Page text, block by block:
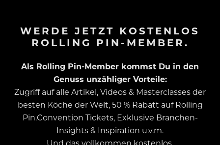
WERDE JETZT KOSTENLOS
ROLLING PIN-MEMBER.
Als Rolling Pin-Member kommst Du in den
Genuss unzähliger Vorteile:
Zugriff auf alle Artikel, Videos & Masterclasses der
besten Köche der Welt, 50 % Rabatt auf Rolling
Pin.Convention Tickets, Exklusive Branchen-
Insights & Inspiration u.v.m.
Und das vollkommen kostenlos.